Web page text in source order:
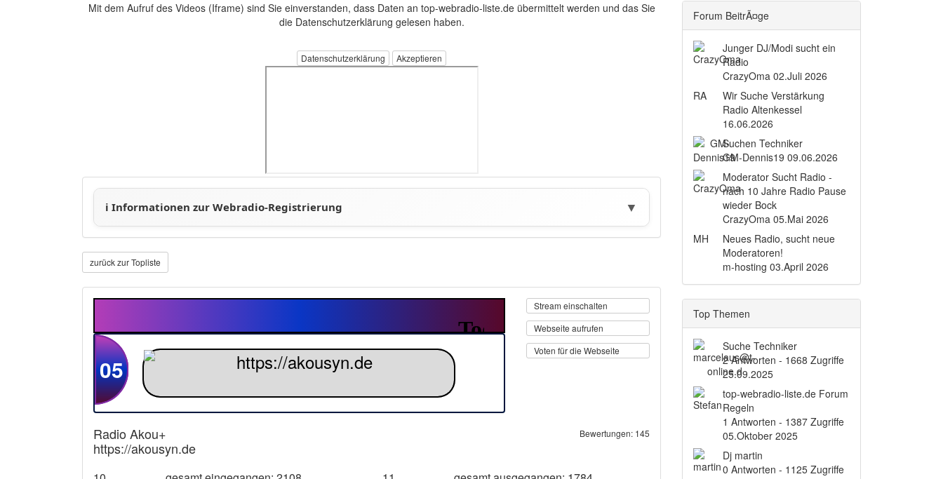
Mit dem Aufruf des Videos (Iframe) sind Sie einverstanden, dass Daten an top-webradio-liste.de übermittelt werden und das Sie
die Datenschutzerklärung gelesen haben.
Datenschutzerklärung
zurück zur Topliste
05
Stream einschalten
Webseite aufrufen
Voten für die Webseite
Radio Akou+
https://akousyn.de
Bewertungen: 145
Forum BeitrÃ¤ge
Junger DJ/Modi sucht ein
Radio
CrazyOma02.Juli 2026
RA
Wir Suche Verstärkung
Radio Altenkessel
16.06.2026
Suchen Techniker
GM-Dennis1909.06.2026
Moderator Sucht Radio -
nach 10 Jahre Radio Pause
wieder Bock
CrazyOma05.Mai 2026
MH
Neues Radio, sucht neue
Moderatoren!
m-hosting03.April 2026
Top Themen
Suche Techniker
2 Antworten - 1668 Zugriffe
25.09.2025
top-webradio-liste.de Forum
Regeln
1 Antworten - 1387 Zugriffe
05.Oktober 2025
Dj martin
0 Antworten - 1125 Zugriffe